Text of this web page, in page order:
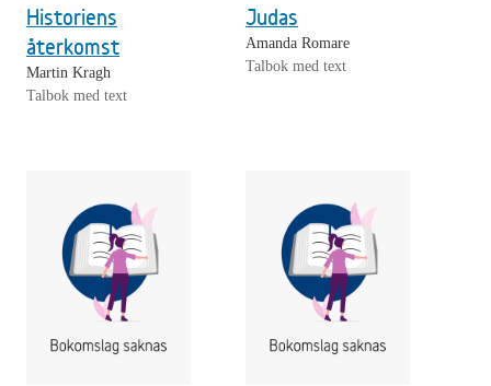
Historiens
återkomst
Martin Kragh
Talbok med text
Judas
Amanda Romare
Talbok med text